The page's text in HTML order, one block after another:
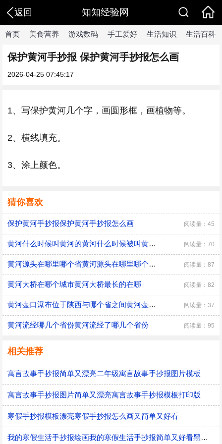
返回 知知经验网
首页 美食营养 游戏数码 手工爱好 生活知识 生活百科
保护黄河手抄报 保护黄河手抄报怎么画
2026-04-25 07:45:17
1、写保护黄河几个字，画圆形框，画植物等。
2、横线填充。
3、涂上颜色。
猜你喜欢
保护黄河手抄报保护黄河手抄报怎么画 阅读量：45
黄河什么时候叫黄河的黄河什么时候被叫黄河的 阅读量：70
黄河源头在哪里哪个省黄河源头在哪里哪个省市 阅读量：87
黄河大桥在哪个城市黄河大桥最长的在哪 阅读量：82
黄河壶口瀑布位于陕西与哪个省之间黄河壶口瀑布位于哪两个省之间 阅读量：37
黄河流经哪几个省份黄河流经了哪几个省份 阅读量：95
相关推荐
寓言故事手抄报简单又漂亮二年级寓言故事手抄报图片模板
寓言故事手抄报图片简单又漂亮寓言故事手抄报模板打印版
寒假手抄报模板漂亮寒假手抄报怎么画又简单又好看
我的寒假生活手抄报绘画我的寒假生活手抄报简单又好看黑白线稿